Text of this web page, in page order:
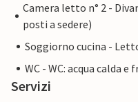
Camera letto n° 2 -
posti a sedere)
Soggiorno cucina -
WC - WC: acqua calda e
Servizi